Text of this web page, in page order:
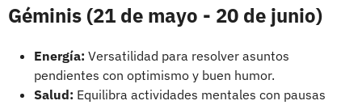
Géminis (21 de mayo - 20 de junio)
Energía: Versatilidad para resolver asuntos
pendientes con optimismo y buen humor.
Salud: Equilibra actividades mentales con pausas